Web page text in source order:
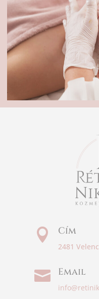
 Cím
2481
 Email